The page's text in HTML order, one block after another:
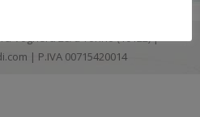
Voghera 28/d Torino (10122) |
| P.IVA 00715420014